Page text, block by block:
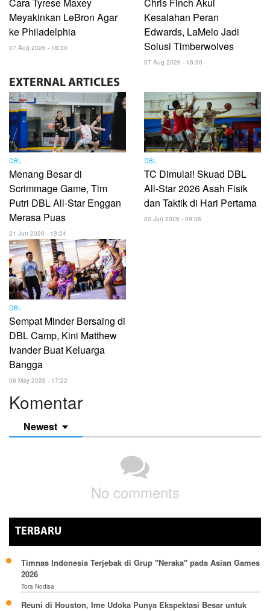
Cara Tyrese Maxey
Meyakinkan LeBron Agar
ke Philadelphia
07 Aug 2026 - 18:30
Chris Finch Akui
Kesalahan Peran
Edwards, LaMelo Jadi
Solusi Timberwolves
07 Aug 2026 - 16:30
EXTERNAL ARTICLES
DBL
Menang Besar di
Scrimmage Game, Tim
Putri DBL All-Star Enggan
Merasa Puas
21 Jun 2026 - 13:24
DBL
TC Dimulai! Skuad DBL
All-Star 2026 Asah Fisik
dan Taktik di Hari Pertama
20 Jun 2026 - 09:06
DBL
Sempat Minder Bersaing di
DBL Camp, Kini Matthew
Ivander Buat Keluarga
Bangga
06 May 2026 - 17:22
Komentar
Newest
No comments
TERBARU
Timnas Indonesia Terjebak di Grup "Neraka" pada Asian Games
2026
Tora Nodisa
Reuni di Houston, Ime Udoka Punya Ekspektasi Besar untuk